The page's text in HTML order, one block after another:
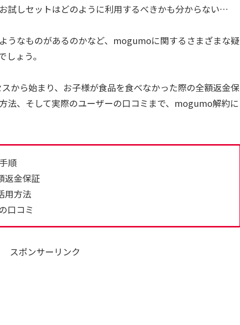
試しセットはどのように利用するべきかも分からない…
うなものがあるのかなど、mogumoに関するさまざまな疑
ょう。
から始まり、お子様が食品を食べなかった際の全額返金保
法、そして実際のユーザーの口コミまで、mogumo解約に
順
返金保証
用方法
口コミ
スポンサーリンク